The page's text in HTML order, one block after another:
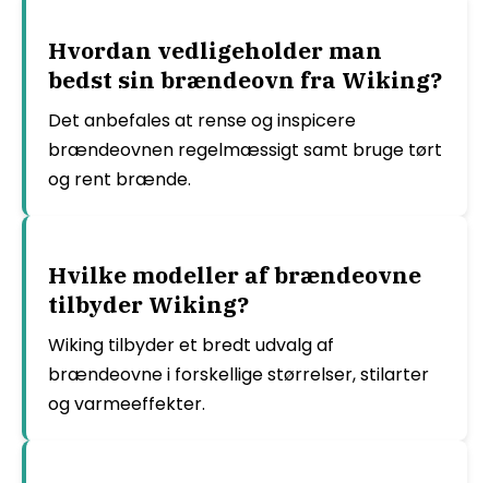
Hvordan vedligeholder man
bedst sin brændeovn fra Wiking?
Det anbefales at rense og inspicere
brændeovnen regelmæssigt samt bruge tørt
og rent brænde.
Hvilke modeller af brændeovne
tilbyder Wiking?
Wiking tilbyder et bredt udvalg af
brændeovne i forskellige størrelser, stilarter
og varmeeffekter.